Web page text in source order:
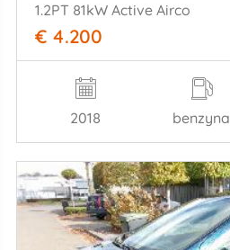
1.2PT 81kW Active Airco
€ 4.200
2018 benzyna